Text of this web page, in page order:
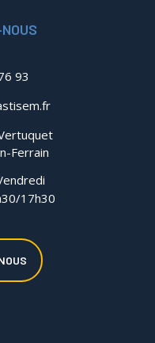
93
Ferrain
17h30